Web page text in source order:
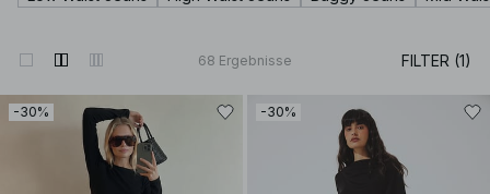
68 Ergebnisse FILTER (1)
-30% -30%